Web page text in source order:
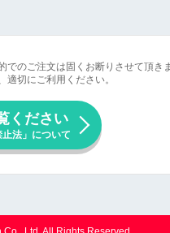
でのご注文は固くお断りさせて頂き
切にご利用ください。
ください
止法」について